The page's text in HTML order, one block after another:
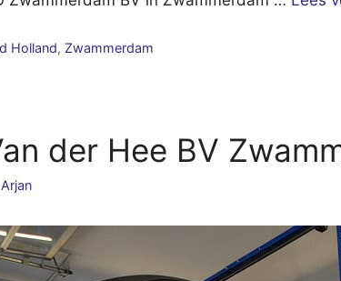
Holland, Zwammerdam
der Hee BV
Arjan